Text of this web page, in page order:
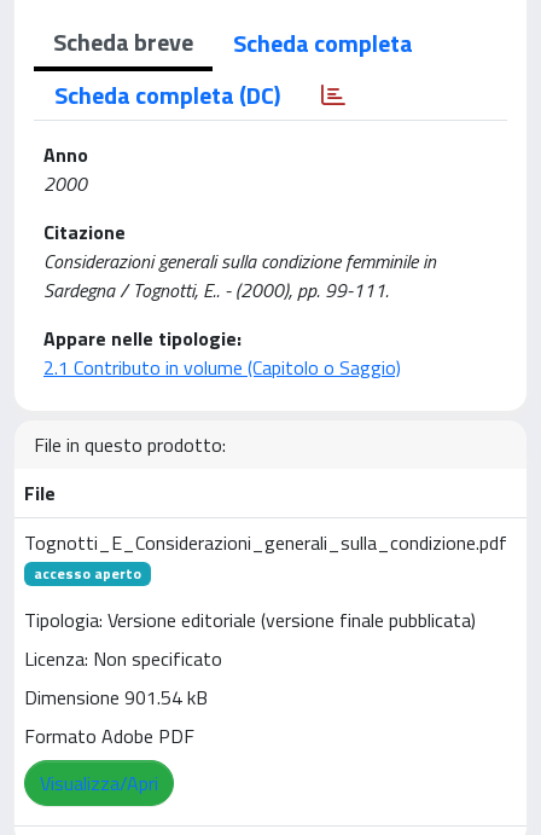
Scheda breve
Scheda completa
Scheda completa (DC)
Anno
2000
Citazione
Considerazioni generali sulla condizione femminile in
Sardegna / Tognotti, E.. - (2000), pp. 99-111.
Appare nelle tipologie:
2.1 Contributo in volume (Capitolo o Saggio)
File in questo prodotto:
File
Tognotti_E_Considerazioni_generali_sulla_condizione.pdf
accesso aperto
Tipologia: Versione editoriale (versione finale pubblicata)
Licenza: Non specificato
Dimensione 901.54 kB
Formato Adobe PDF
Visualizza/Apri